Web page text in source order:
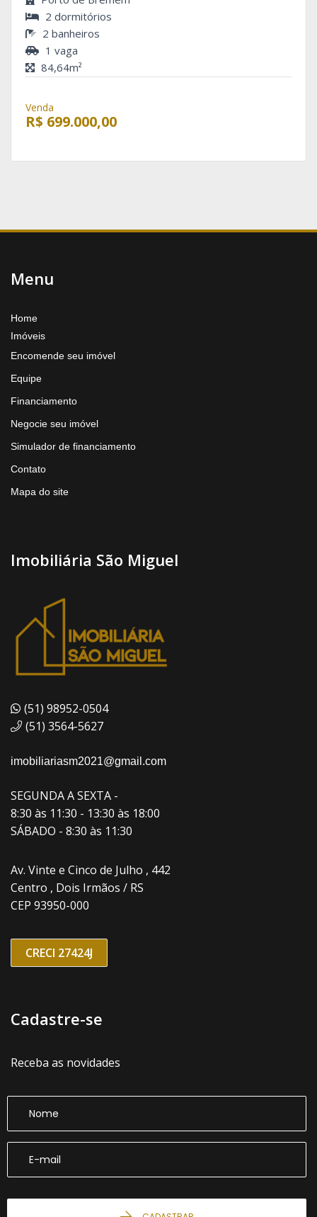
2 dormitórios
2 banheiros
1 vaga
84,64m²
Venda
R$ 699.000,00
Menu
Home
Imóveis
Encomende seu imóvel
Equipe
Financiamento
Negocie seu imóvel
Simulador de financiamento
Contato
Mapa do site
Imobiliária São Miguel
(51) 98952-0504
(51) 3564-5627
imobiliariasm2021@gmail.com
SEGUNDA A SEXTA -
8:30 às 11:30 - 13:30 às 18:00
SÁBADO - 8:30 às 11:30
Av. Vinte e Cinco de Julho , 442
Centro , Dois Irmãos / RS
CEP 93950-000
CRECI 27424J
Cadastre-se
Receba as novidades